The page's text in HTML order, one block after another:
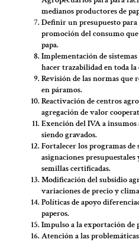
medianos productores de
Definir un presupuesto
promoción del consumo
papa.
Implementación de
hacer trazabilidad en toda
Revisión de las normas que
en páramos.
Reactivación de centros
agregación de valor
Exención del IVA a
siendo gravados.
Fortalecer los programas
asignaciones
semillas certificadas.
Modificación del subsidio
variaciones de precio y
Políticas de apoyo
paperos.
Impulso a la exportación de
Atención a las